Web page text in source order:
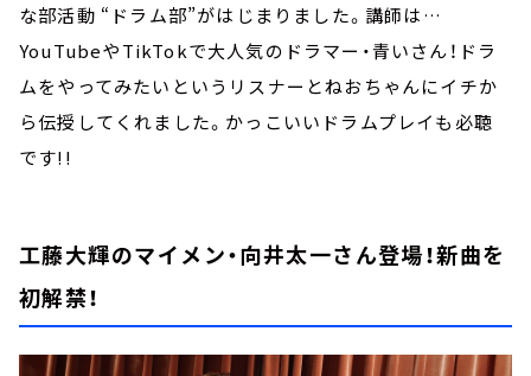
な部活動 “ドラム部”がはじまりました。講師は…
YouTubeやTikTokで大人気のドラマー・青いさん！ドラ
ムをやってみたいというリスナーとねおちゃんにイチか
ら伝授してくれました。かっこいいドラムプレイも必聴
です!!
工藤大輝のマイメン・向井太一さん登場！新曲を
初解禁！